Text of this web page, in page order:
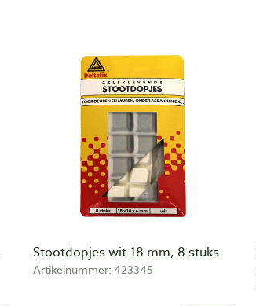
Stootdopjes wit 18 mm, 8 stuks
Artikelnummer: 423345